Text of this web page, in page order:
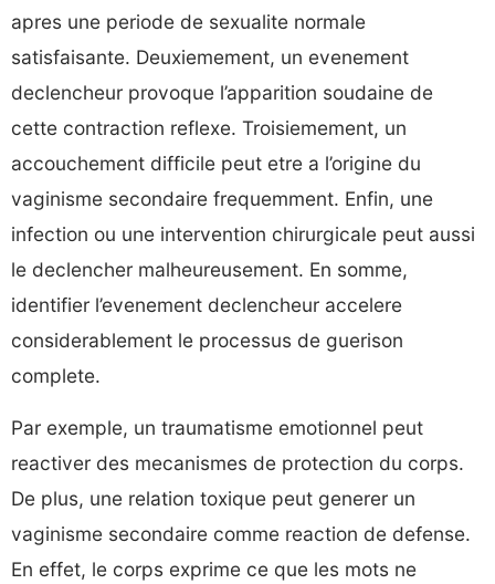
apres une periode de sexualite normale
satisfaisante. Deuxiemement, un evenement
declencheur provoque l’apparition soudaine de
cette contraction reflexe. Troisiemement, un
accouchement difficile peut etre a l’origine du
vaginisme secondaire frequemment. Enfin, une
infection ou une intervention chirurgicale peut aussi
le declencher malheureusement. En somme,
identifier l’evenement declencheur accelere
considerablement le processus de guerison
complete.
Par exemple, un traumatisme emotionnel peut
reactiver des mecanismes de protection du corps.
De plus, une relation toxique peut generer un
vaginisme secondaire comme reaction de defense.
En effet, le corps exprime ce que les mots ne